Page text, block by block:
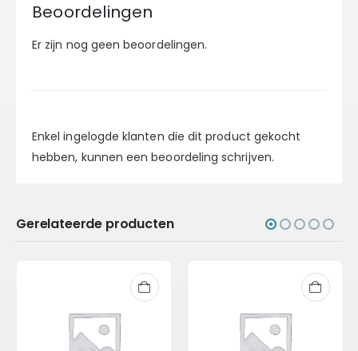
Beoordelingen
Er zijn nog geen beoordelingen.
Enkel ingelogde klanten die dit product gekocht
hebben, kunnen een beoordeling schrijven.
Gerelateerde producten